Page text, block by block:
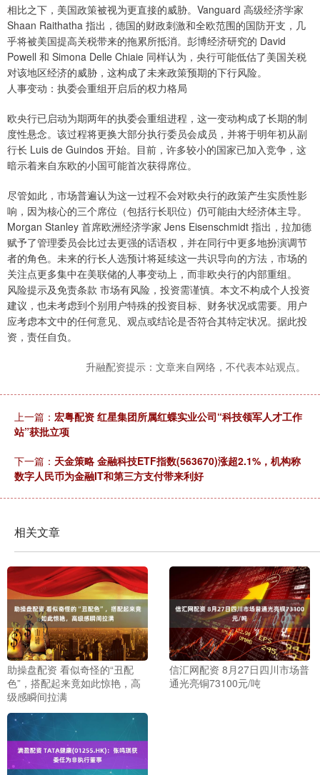
相比之下，美国政策被视为更直接的威胁。Vanguard 高级经济学家
Shaan Raithatha 指出，德国的财政刺激和全欧范围的国防开支，几
乎将被美国提高关税带来的拖累所抵消。彭博经济研究的 David
Powell 和 Simona Delle Chiaie 同样认为，央行可能低估了美国关税
对该地区经济的威胁，这构成了未来政策预期的下行风险。
人事变动：执委会重组开启后的权力格局
欧央行已启动为期两年的执委会重组进程，这一变动构成了长期的制
度性悬念。该过程将更换大部分执行委员会成员，并将于明年初从副
行长 Luis de Guindos 开始。目前，许多较小的国家已加入竞争，这
暗示着来自东欧的小国可能首次获得席位。
尽管如此，市场普遍认为这一过程不会对欧央行的政策产生实质性影
响，因为核心的三个席位（包括行长职位）仍可能由大经济体主导。
Morgan Stanley 首席欧洲经济学家 Jens Eisenschmidt 指出，拉加德
赋予了管理委员会比过去更强的话语权，并在同行中更多地扮演调节
者的角色。未来的行长人选预计将延续这一共识导向的方法，市场的
关注点更多集中在美联储的人事变动上，而非欧央行的内部重组。
风险提示及免责条款 市场有风险，投资需谨慎。本文不构成个人投资
建议，也未考虑到个别用户特殊的投资目标、财务状况或需要。用户
应考虑本文中的任何意见、观点或结论是否符合其特定状况。据此投
资，责任自负。
升融配资提示：文章来自网络，不代表本站观点。
上一篇： 宏粤配资 红星集团所属红蝶实业公司“科技领军人才工作
站”获批立项
下一篇： 天金策略 金融科技ETF指数(563670)涨超2.1%，机构称
数字人民币为金融IT和第三方支付带来利好
相关文章
助操盘配资 看似奇怪的“丑配
色”，搭配起来竟如此惊艳，高
级感瞬间拉满
信汇网配资 8月27日四川市场普
通光亮铜73100元/吨